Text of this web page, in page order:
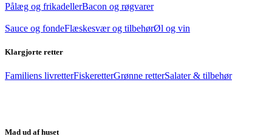
Pålæg og frikadellerBacon og røgvarer
Sauce og fondeFlæskesvær og tilbehørØl og vin
Klargjorte retter
Familiens livretterFiskeretterGrønne retterSalater & tilbehør
Mad ud af huset